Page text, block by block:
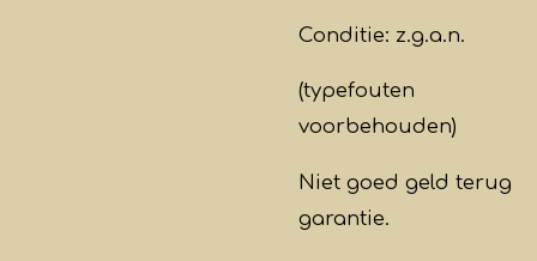
Conditie: z.g.a.n.
(typefouten
voorbehouden)
Niet goed geld terug
garantie.